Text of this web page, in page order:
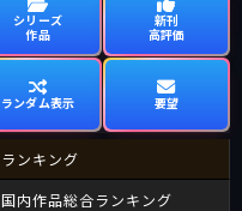
シリーズ
作品
新刊
高評価
ランダム表示 要望
ランキング
国内作品総合ランキング